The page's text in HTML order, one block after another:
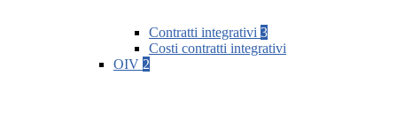
Contratti integrativi 3
Costi contratti integrativi
OIV 2